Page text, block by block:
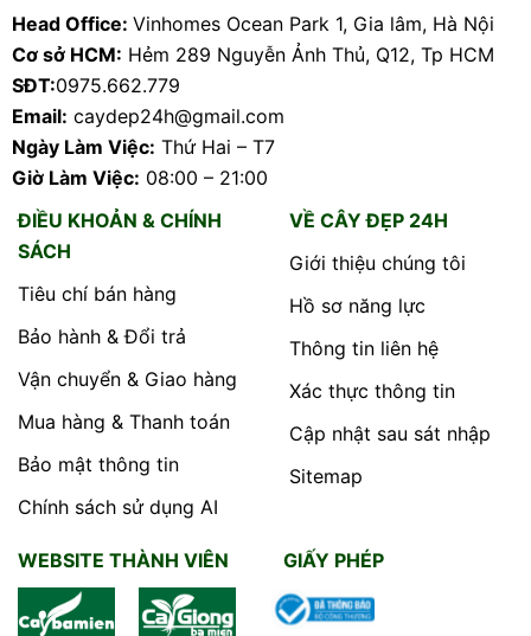
Head Office: Vinhomes Ocean Park 1, Gia lâm, Hà Nội
Cơ sở HCM: Hẻm 289 Nguyễn Ảnh Thủ, Q12, Tp HCM
SĐT:0975.662.779
Email: caydep24h@gmail.com
Ngày Làm Việc: Thứ Hai – T7
Giờ Làm Việc: 08:00 – 21:00
ĐIỀU KHOẢN & CHÍNH
SÁCH
Tiêu chí bán hàng
Bảo hành & Đổi trả
Vận chuyển & Giao hàng
Mua hàng & Thanh toán
Bảo mật thông tin
Chính sách sử dụng AI
VỀ CÂY ĐẸP 24H
Giới thiệu chúng tôi
Hồ sơ năng lực
Thông tin liên hệ
Xác thực thông tin
Cập nhật sau sát nhập
Sitemap
WEBSITE THÀNH VIÊN GIẤY PHÉP